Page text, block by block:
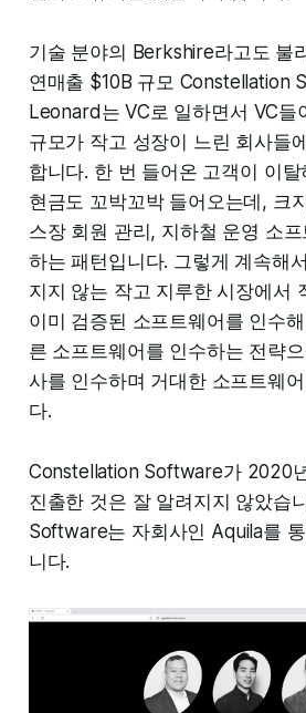
기술 분야의 Berkshire라고도 불
연매출 $10B 규모 Constellation
Leonard는 VC로 일하면서 VC들
규모가 작고 성장이 느린 회사들
합니다. 한 번 들어온 고객이 이
현금도 꼬박꼬박 들어오는데, 크
스장 회원 관리, 지하철 운영 소
하는 패턴입니다. 그렇게 계속해
지지 않는 작고 지루한 시장에서
이미 검증된 소프트웨어를 인수
른 소프트웨어를 인수하는 전략
사를 인수하며 거대한 소프트웨
다.
Constellation Software가 2020
진출한 것은 잘 알려지지 않았습
Software는 자회사인 Aquila를
니다.